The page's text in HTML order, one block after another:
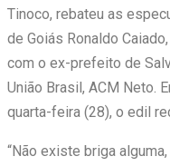
Tinoco, rebateu as
de Goiás Ronaldo
com o ex-prefeito de
União Brasil, ACM Neto.
quarta-feira (28), o edil
“Não existe briga